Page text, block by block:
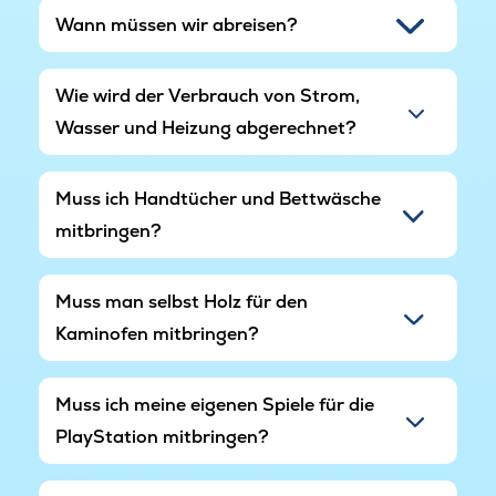
erlebnisreichen Urlaub.
Am Haus befinden sich drei Carports.
Bitte beachten Sie, dass sich die Häuser in einem
Ferienhausgebiet befinden, in dem es täglich ab
22:00 Uhr ruhig sein muss.
Wann müssen wir abreisen?
Wie wird der Verbrauch von Strom,
Wasser und Heizung abgerechnet?
Muss ich Handtücher und Bettwäsche
mitbringen?
Muss man selbst Holz für den
Kaminofen mitbringen?
Muss ich meine eigenen Spiele für die
PlayStation mitbringen?